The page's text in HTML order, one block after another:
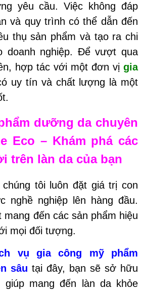
yêu cầu. Việc không đáp
và quy trình có thể dẫn đến
thụ sản phẩm và tạo ra chi
doanh nghiệp. Để vượt qua
hợp tác với một đơn vị gia
uy tín và chất lượng là một
dưỡng da chuyên
Eco – Khám phá các
trên làn da của bạn
chúng tôi luôn đặt giá trị con
nghề nghiệp lên hàng đầu.
mang đến các sản phẩm hiệu
mọi đối tượng.
vụ gia công mỹ phẩm
sâu tại đây, bạn sẽ sở hữu
giúp mang đến làn da khỏe